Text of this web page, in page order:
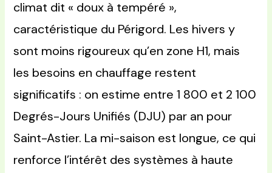
climat dit « doux à tempéré »,
caractéristique du Périgord. Les hivers y
sont moins rigoureux qu’en zone H1, mais
les besoins en chauffage restent
significatifs : on estime entre 1 800 et 2 100
Degrés-Jours Unifiés (DJU) par an pour
Saint-Astier. La mi-saison est longue, ce qui
renforce l’intérêt des systèmes à haute